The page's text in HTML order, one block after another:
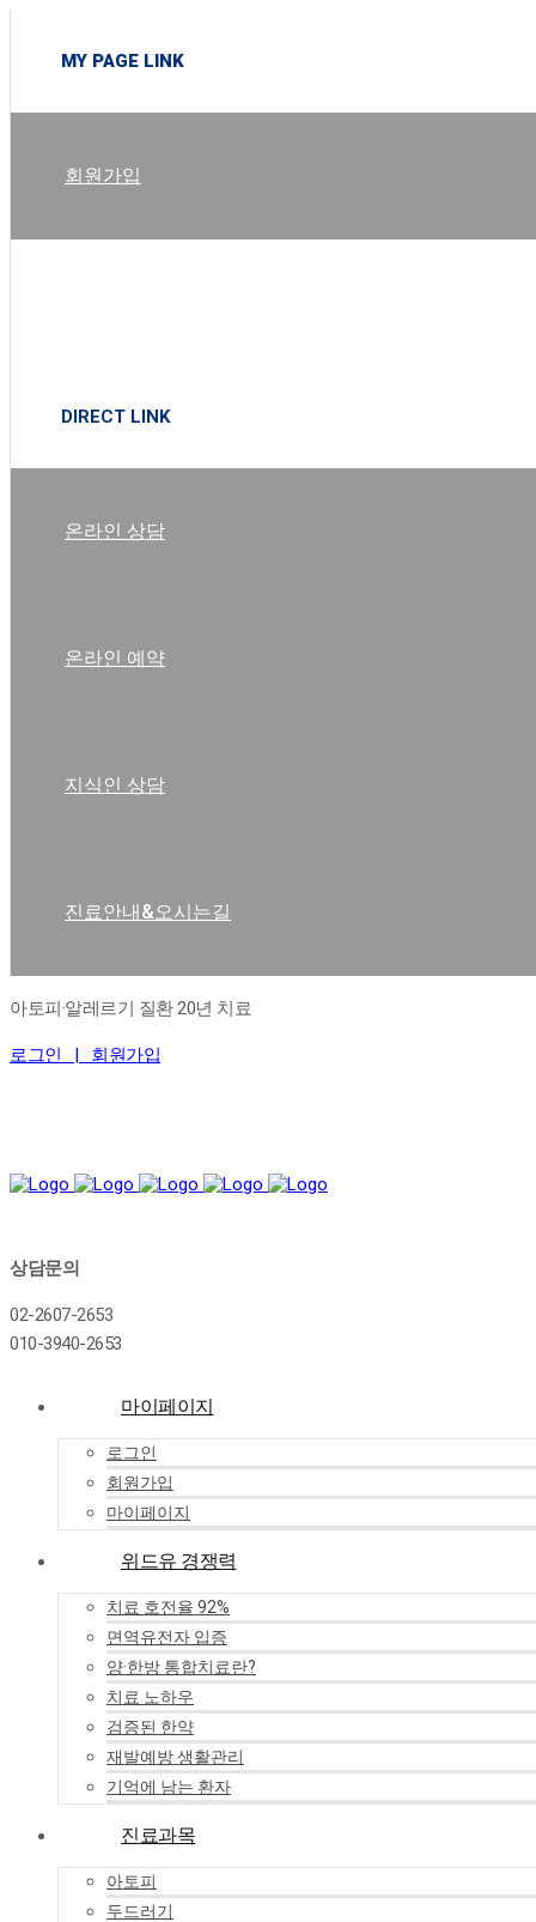
MY PAGE LINK
회원가입
DIRECT LINK
온라인 상담
온라인 예약
지식인 상담
진료안내&오시는길
아토피·알레르기 질환 20년 치료
로그인 | 회원가입
상담문의
02-2607-2653
010-3940-2653
마이페이지
로그인
회원가입
마이페이지
위드유 경쟁력
치료 호전율 92%
면역유전자 입증
양·한방 통합치료란?
치료 노하우
검증된 한약
재발예방 생활관리
기억에 남는 환자
진료과목
아토피
두드러기